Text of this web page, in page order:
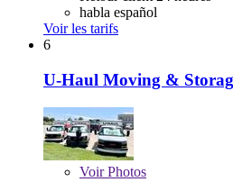
habla español
Voir les tarifs
6
U-Haul Moving &
VoirPhotos